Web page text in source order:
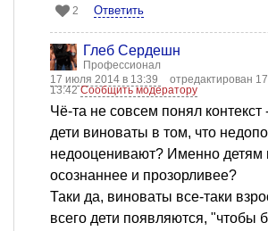
2 Ответить
Глеб Сердешн
Профессионал
17 июля 2014 в 13:39
отредактирован
13:42Сообщить модератору
Чё-та не совсем понял контекст
дети виноваты в том, что
недооценивают? Именно детям
осознаннее и прозорливее?
Таки да, виноваты все-таки
всего дети появляются, "чтобы